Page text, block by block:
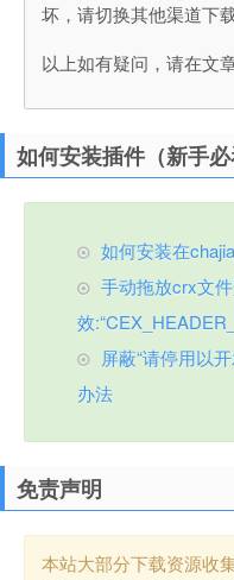
坏，请切换其他渠道下
以上如有疑问，请在文
如何安装插件（新手必
如何安装在
手动拖放crx文
效
屏蔽“请停用以
办法
免责声明
本站大部分下载资源收